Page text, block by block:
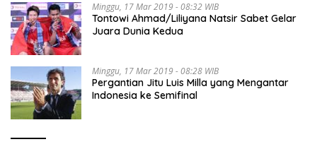
Minggu, 17 Mar 2019 - 08:32 WIB
Tontowi Ahmad/Liliyana Natsir Sabet Gelar
Juara Dunia Kedua
Minggu, 17 Mar 2019 - 08:28 WIB
Pergantian Jitu Luis Milla yang Mengantar
Indonesia ke Semifinal